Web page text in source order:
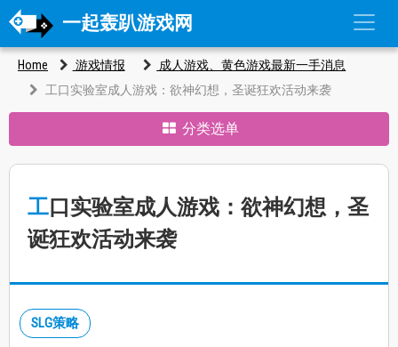
一起轰趴游戏网
Home 游戏情报
成人游戏、黄色游戏最新一手消息
工口实验室成人游戏：欲神幻想，圣诞狂欢活动来袭
分类选单
工口实验室成人游戏：欲神幻想，圣
诞狂欢活动来袭
SLG策略